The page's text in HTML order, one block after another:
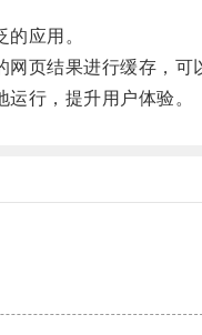
应用。
结果进行缓存，可
行，提升用户体验。